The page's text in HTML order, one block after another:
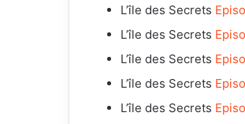
L’île des Secrets
L’île des Secrets
L’île des Secrets
L’île des Secrets
L’île des Secrets